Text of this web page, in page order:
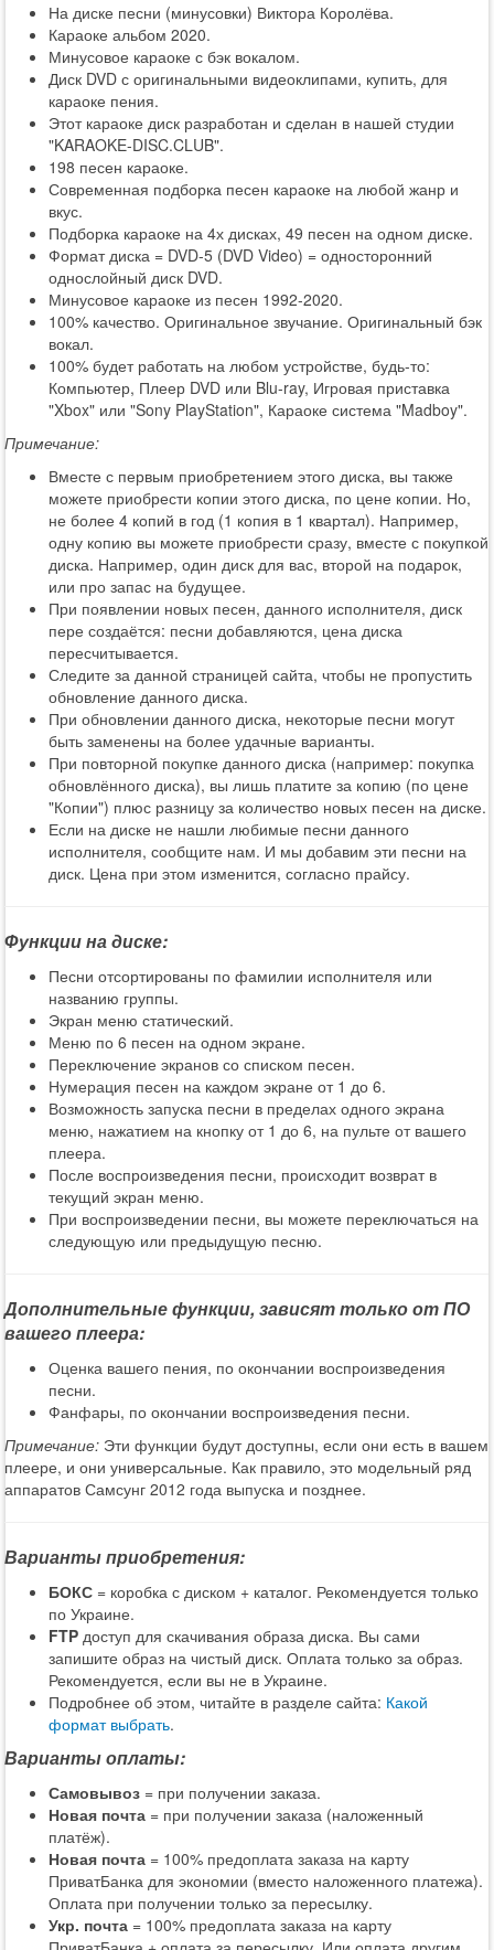
На диске песни (минусовки) Виктора Королёва.
Караоке альбом 2020.
Минусовое караоке с бэк вокалом.
Диск DVD с оригинальными видеоклипами, купить, для
караоке пения.
Этот караоке диск разработан и сделан в нашей студии
"KARAOKE-DISC.CLUB".
198 песен караоке.
Современная подборка песен караоке на любой жанр и
вкус.
Подборка караоке на 4х дисках, 49 песен на одном диске.
Формат диска = DVD-5 (DVD Video) = односторонний
однослойный диск DVD.
Минусовое караоке из песен 1992-2020.
100% качество. Оригинальное звучание. Оригинальный бэк
вокал.
100% будет работать на любом устройстве, будь-то:
Компьютер, Плеер DVD или Blu-ray, Игровая приставка
"Xbox" или "Sony PlayStation", Караоке система "Madboy".
Примечание:
Вместе с первым приобретением этого диска, вы также
можете приобрести копии этого диска, по цене копии. Но,
не более 4 копий в год (1 копия в 1 квартал). Например,
одну копию вы можете приобрести сразу, вместе с покупкой
диска. Например, один диск для вас, второй на подарок,
или про запас на будущее.
При появлении новых песен, данного исполнителя, диск
пере создаётся: песни добавляются, цена диска
пересчитывается.
Следите за данной страницей сайта, чтобы не пропустить
обновление данного диска.
При обновлении данного диска, некоторые песни могут
быть заменены на более удачные варианты.
При повторной покупке данного диска (например: покупка
обновлённого диска), вы лишь платите за копию (по цене
"Копии") плюс разницу за количество новых песен на диске.
Если на диске не нашли любимые песни данного
исполнителя, сообщите нам. И мы добавим эти песни на
диск. Цена при этом изменится, согласно прайсу.
Функции на диске:
Песни отсортированы по фамилии исполнителя или
названию группы.
Экран меню статический.
Меню по 6 песен на одном экране.
Переключение экранов со списком песен.
Нумерация песен на каждом экране от 1 до 6.
Возможность запуска песни в пределах одного экрана
меню, нажатием на кнопку от 1 до 6, на пульте от вашего
плеера.
После воспроизведения песни, происходит возврат в
текущий экран меню.
При воспроизведении песни, вы можете переключаться на
следующую или предыдущую песню.
Дополнительные функции, зависят только от ПО
вашего плеера:
Оценка вашего пения, по окончании воспроизведения
песни.
Фанфары, по окончании воспроизведения песни.
Примечание: Эти функции будут доступны, если они есть в вашем
плеере, и они универсальные. Как правило, это модельный ряд
аппаратов Самсунг 2012 года выпуска и позднее.
Варианты приобретения:
БОКС = коробка с диском + каталог. Рекомендуется только
по Украине.
FTP доступ для скачивания образа диска. Вы сами
запишите образ на чистый диск. Оплата только за образ.
Рекомендуется, если вы не в Украине.
Подробнее об этом, читайте в разделе сайта: Какой
формат выбрать.
Варианты оплаты:
Самовывоз = при получении заказа.
Новая почта = при получении заказа (наложенный
платёж).
Новая почта = 100% предоплата заказа на карту
ПриватБанка для экономии (вместо наложенного платежа).
Оплата при получении только за пересылку.
Укр. почта = 100% предоплата заказа на карту